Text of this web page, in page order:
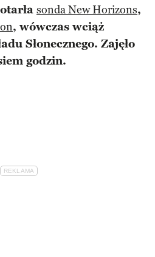
sonda New Horizons,
, wówczas wciąż
Słonecznego. Zajęło
godzin.